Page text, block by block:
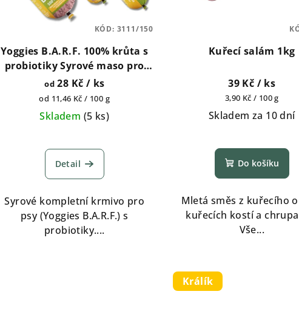
Yoggies B.A.R.F. 100% krůta s
probiotiky Syrové maso pro
psy 150g, 700g, 1300g, 1800g
od28 Kč / ks
Měrná
cena:
od 11,46 Kč / 100 g
Skladem (5 ks)
Detail
Syrové kompletní krmivo pro
psy (Yoggies B.A.R.F.) s
probiotiky....
KÓD: 3111/150
Kuřecí salám 1kg
39 Kč / ks
Měrná
cena:
3,90 Kč / 100 g
Skladem za 10 dní
Do košíku
Mletá směs z kuřecího
kuřecích kostí a
Vše...
Králík